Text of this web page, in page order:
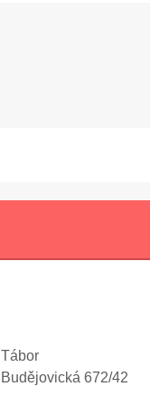
Tábor
Budějovická 672/42